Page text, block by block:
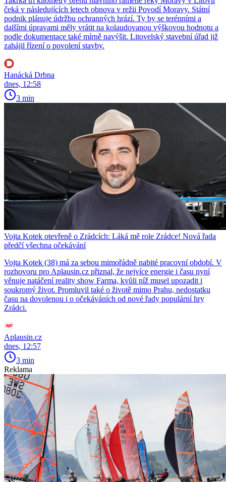
čeká v následujících letech obnova v režii Povodí Moravy. Státní
podnik plánuje údržbu ochranných hrází. Ty by se terénními a
dalšími úpravami měly vrátit na kolaudovanou výškovou hodnotu a
podle dokumentace také mírně navýšit. Litovelský stavební úřad již
zahájil řízení o povolení stavby.
Hanácká Drbna
dnes, 12:58
3 min
Vojta Kotek otevřeně o Zrádcích: Láká mě role Zrádce! Nová řada
předčí všechna očekávání
Vojta Kotek (38) má za sebou mimořádně nabité pracovní období. V
rozhovoru pro Aplausin.cz přiznal, že nejvíce energie i času nyní
věnuje natáčení reality show Farma, kvůli níž musel upozadit i
soukromý život. Promluvil také o životě mimo Prahu, nedostatku
času na dovolenou i o očekáváních od nové řady populární hry
Zrádci.
Aplausin.cz
dnes, 12:57
3 min
Reklama